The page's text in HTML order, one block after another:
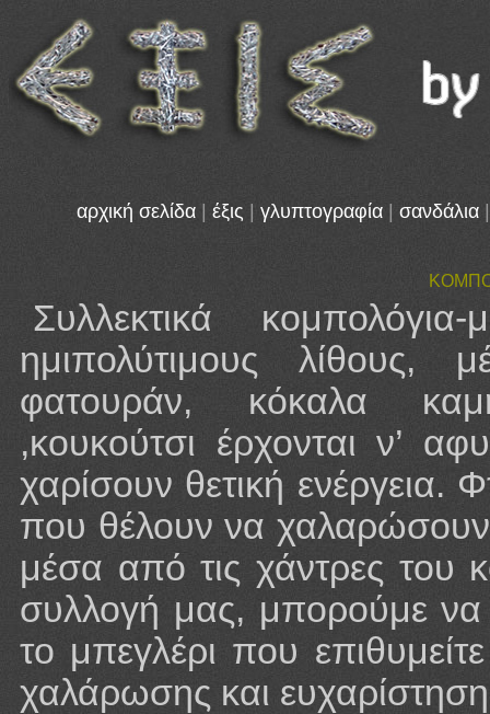
αρχική σελίδα έξις γλυπτογραφία σανδάλια
Συλλεκτικά
ημιπολύτιμους λίθους,
φατουράν, κόκαλα
,κουκούτσι έρχονται ν’
χαρίσουν θετική ενέργεια.
που θέλουν να χαλαρώσουν,
μέσα από τις χάντρες του
συλλογή μας, μπορούμε να
το μπεγλέρι που
χαλάρωσης και